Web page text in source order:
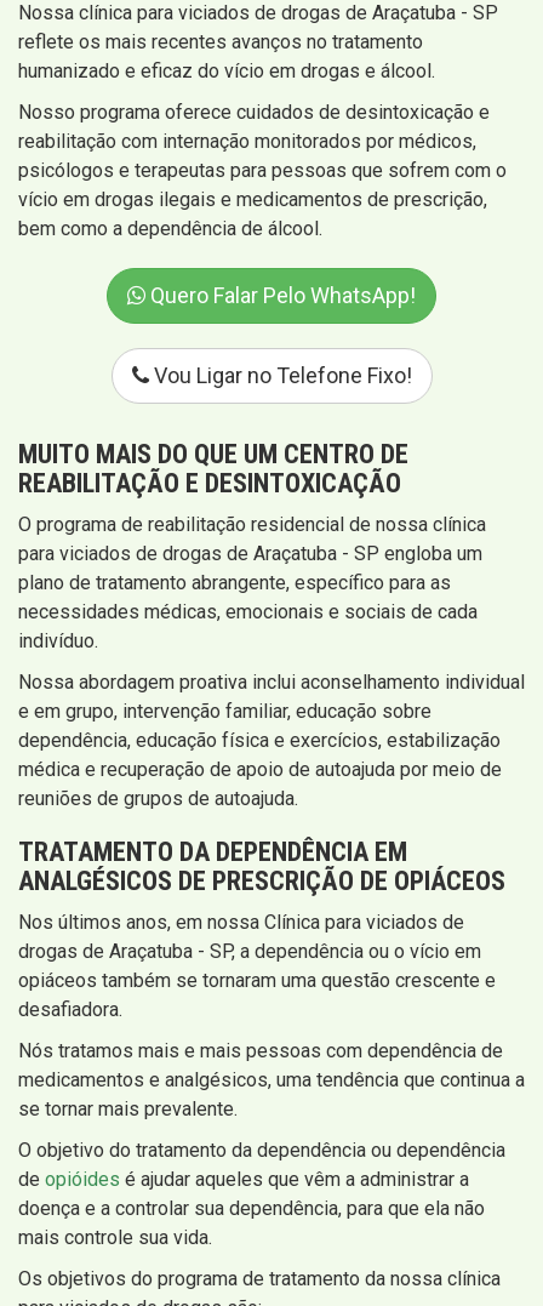
Nossa clínica para viciados de drogas de Araçatuba - SP
reflete os mais recentes avanços no tratamento
humanizado e eficaz do vício em drogas e álcool.
Nosso programa oferece cuidados de desintoxicação e
reabilitação com internação monitorados por médicos,
psicólogos e terapeutas para pessoas que sofrem com o
vício em drogas ilegais e medicamentos de prescrição,
bem como a dependência de álcool.
Quero Falar Pelo WhatsApp!
Vou Ligar no Telefone Fixo!
MUITO MAIS DO QUE UM CENTRO DE
REABILITAÇÃO E DESINTOXICAÇÃO
O programa de reabilitação residencial de nossa clínica
para viciados de drogas de Araçatuba - SP engloba um
plano de tratamento abrangente, específico para as
necessidades médicas, emocionais e sociais de cada
indivíduo.
Nossa abordagem proativa inclui aconselhamento individual
e em grupo, intervenção familiar, educação sobre
dependência, educação física e exercícios, estabilização
médica e recuperação de apoio de autoajuda por meio de
reuniões de grupos de autoajuda.
TRATAMENTO DA DEPENDÊNCIA EM
ANALGÉSICOS DE PRESCRIÇÃO DE OPIÁCEOS
Nos últimos anos, em nossa Clínica para viciados de
drogas de Araçatuba - SP, a dependência ou o vício em
opiáceos também se tornaram uma questão crescente e
desafiadora.
Nós tratamos mais e mais pessoas com dependência de
medicamentos e analgésicos, uma tendência que continua a
se tornar mais prevalente.
O objetivo do tratamento da dependência ou dependência
de opióides é ajudar aqueles que vêm a administrar a
doença e a controlar sua dependência, para que ela não
mais controle sua vida.
Os objetivos do programa de tratamento da nossa clínica